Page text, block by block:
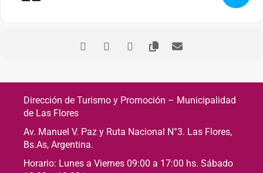
Dirección de Turismo y Promoción – Municipalidad
de Las Flores
Av. Manuel V. Paz y Ruta Nacional N°3. Las Flores,
Bs.As, Argentina.
Horario: Lunes a Viernes 09:00 a 17:00 hs. Sábado